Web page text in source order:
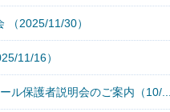
（2025/11/30）
11/16）
ル保護者説明会のご案内（10/...